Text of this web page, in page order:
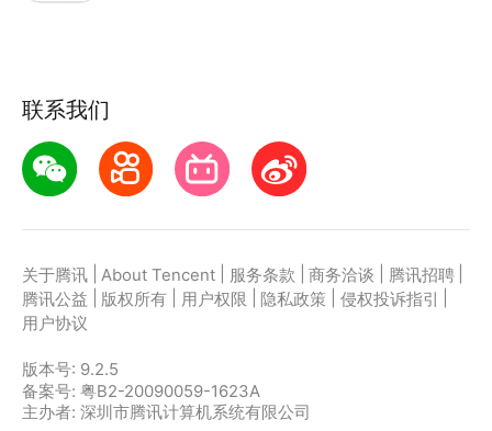
联系我们
关于腾讯 About Tencent 服务条款 商务洽谈 腾讯招聘
腾讯公益
版权所有 用户权限 隐私政策 侵权投诉指引
用户协议
版本号: 9.2.5
备案号: 粤B2-20090059-1623A
主办者: 深圳市腾讯计算机系统有限公司